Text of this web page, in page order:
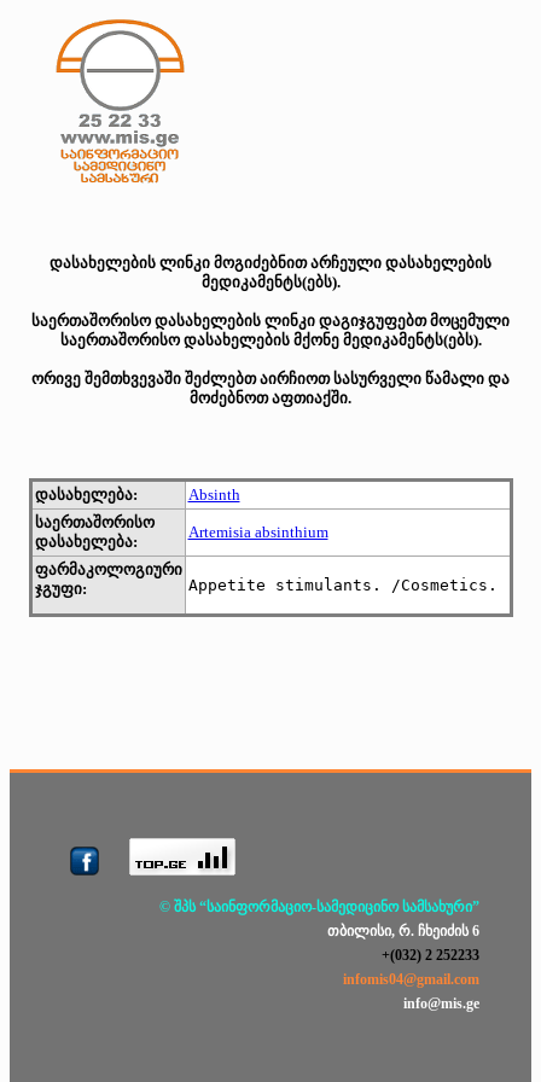
დასახელების ლინკი მოგიძებნით არჩეული დასახელების
მედიკამენტს(ებს).
საერთაშორისო დასახელების ლინკი დაგიჯგუფებთ მოცემული
საერთაშორისო დასახელების მქონე მედიკამენტს(ებს).
ორივე შემთხვევაში შეძლებთ აირჩიოთ სასურველი წამალი და
მოძებნოთ აფთიაქში.
დასახელება:
Absinth
საერთაშორისო
დასახელება:
Artemisia absinthium
ფარმაკოლოგიური
ჯგუფი:
Appetite stimulants. /Cosmetics.
© შპს “საინფორმაციო-სამედიცინო სამსახური”
თბილისი, რ. ჩხეიძის 6
+(032) 2 252233
infomis04@gmail.com
info@mis.ge